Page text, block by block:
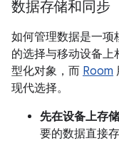
数据存储和同步
如何管理数据是一项
的选择与移动设备上
型化对象，而 Room
现代选择。
先在设备上存
要的数据直接